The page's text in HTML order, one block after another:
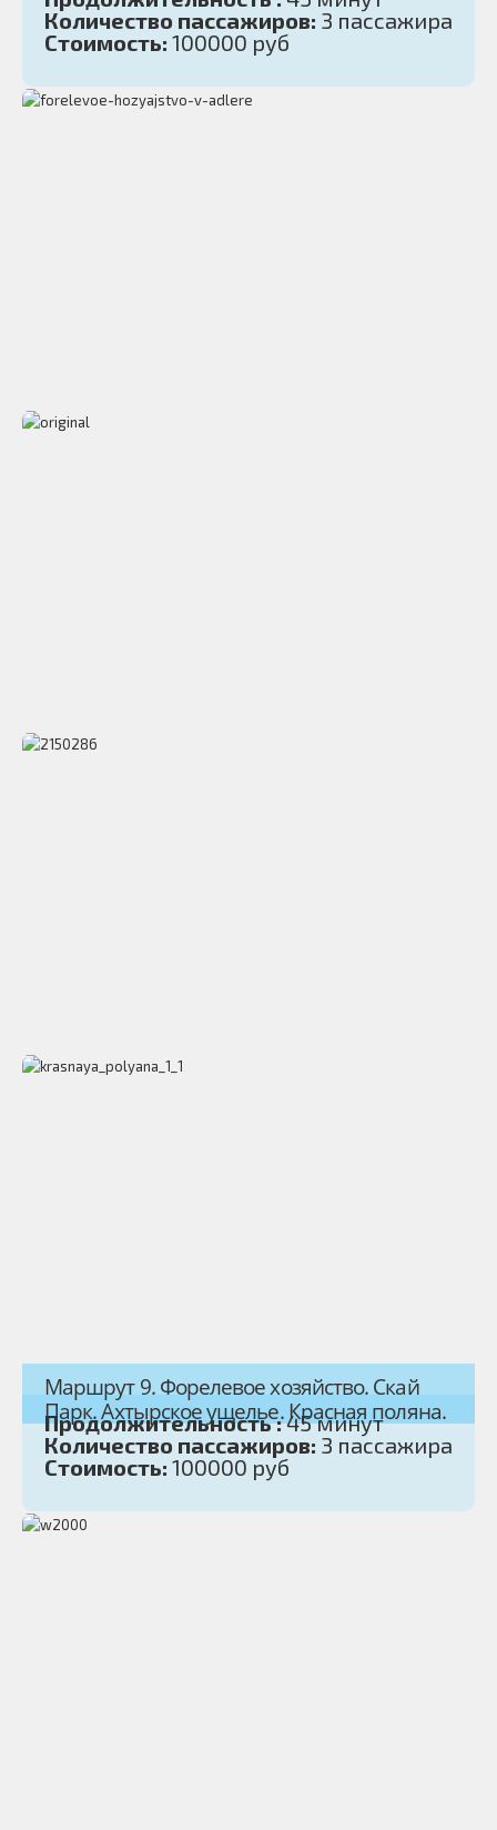
Количество пассажиров: 3 пассажира
Стоимость: 100000 руб
Маршрут 9. Форелевое хозяйство. Скай
Парк. Ахтырское ущелье. Красная поляна.
Продолжительность :45 минут
Количество пассажиров: 3 пассажира
Стоимость: 100000 руб